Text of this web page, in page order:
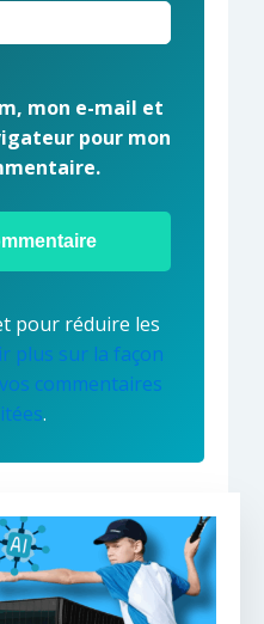
mon e-mail et
pour mon
pour réduire les
plus sur la façon
commentaires
.